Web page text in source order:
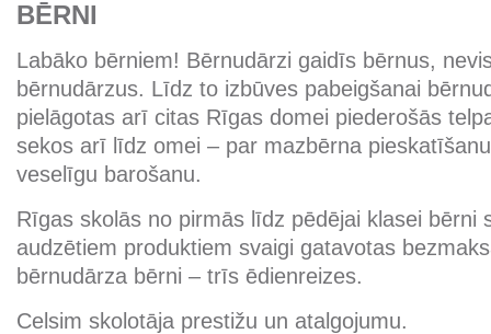
BĒRNI
Labāko bērniem! Bērnudārzi gaidīs bērnus,
bērnudārzus. Līdz to izbūves pabeigšanai
pielāgotas arī citas Rīgas domei piederošās
sekos arī līdz omei – par mazbērna
veselīgu barošanu.
Rīgas skolās no pirmās līdz pēdējai klasei bērni
audzētiem produktiem svaigi gatavotas
bērnudārza bērni – trīs ēdienreizes.
Celsim skolotāja prestižu un atalgojumu.